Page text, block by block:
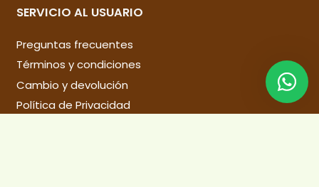
SERVICIO AL USUARIO
Preguntas frecuentes
Términos y condiciones
Cambio y devolución
Política de Privacidad